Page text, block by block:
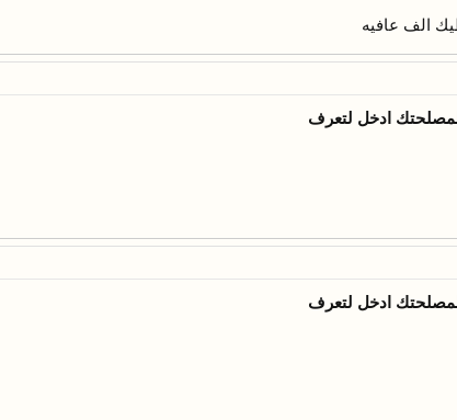
الف عافيه
ادخل لتعرف
ادخل لتعرف